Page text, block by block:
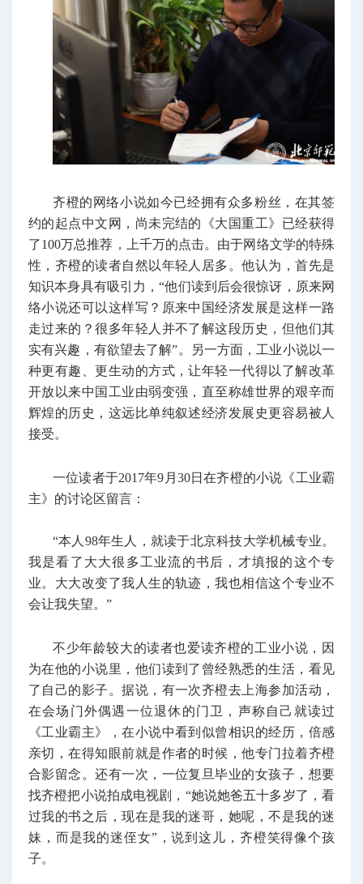
齐橙的网络小说如今已经拥有众多粉丝，在其签
约的起点中文网，尚未完结的《大国重工》已经获得
了100万总推荐，上千万的点击。由于网络文学的特殊
性，齐橙的读者自然以年轻人居多。他认为，首先是
知识本身具有吸引力，“他们读到后会很惊讶，原来网
络小说还可以这样写？原来中国经济发展是这样一路
走过来的？很多年轻人并不了解这段历史，但他们其
实有兴趣，有欲望去了解”。另一方面，工业小说以一
种更有趣、更生动的方式，让年轻一代得以了解改革
开放以来中国工业由弱变强，直至称雄世界的艰辛而
辉煌的历史，这远比单纯叙述经济发展史更容易被人
接受。
一位读者于2017年9月30日在齐橙的小说《工业霸
主》的讨论区留言：
“本人98年生人，就读于北京科技大学机械专业。
我是看了大大很多工业流的书后，才填报的这个专
业。大大改变了我人生的轨迹，我也相信这个专业不
会让我失望。”
不少年龄较大的读者也爱读齐橙的工业小说，因
为在他的小说里，他们读到了曾经熟悉的生活，看见
了自己的影子。据说，有一次齐橙去上海参加活动，
在会场门外偶遇一位退休的门卫，声称自己就读过
《工业霸主》，在小说中看到似曾相识的经历，倍感
亲切，在得知眼前就是作者的时候，他专门拉着齐橙
合影留念。还有一次，一位复旦毕业的女孩子，想要
找齐橙把小说拍成电视剧，“她说她爸五十多岁了，看
过我的书之后，现在是我的迷哥，她呢，不是我的迷
妹，而是我的迷侄女”，说到这儿，齐橙笑得像个孩
子。